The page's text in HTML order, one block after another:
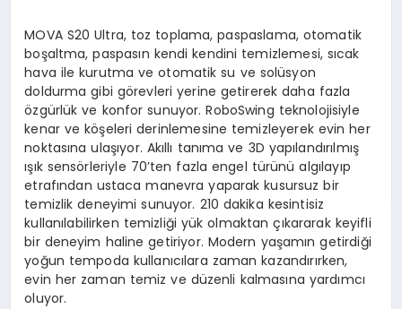
MOVA S20 Ultra, toz toplama, paspaslama, otomatik
boşaltma, paspasın kendi kendini temizlemesi, sıcak
hava ile kurutma ve otomatik su ve solüsyon
doldurma gibi görevleri yerine getirerek daha fazla
özgürlük ve konfor sunuyor. RoboSwing teknolojisiyle
kenar ve köşeleri derinlemesine temizleyerek evin her
noktasına ulaşıyor. Akıllı tanıma ve 3D yapılandırılmış
ışık sensörleriyle 70’ten fazla engel türünü algılayıp
etrafından ustaca manevra yaparak kusursuz bir
temizlik deneyimi sunuyor. 210 dakika kesintisiz
kullanılabilirken temizliği yük olmaktan çıkararak keyifli
bir deneyim haline getiriyor. Modern yaşamın getirdiği
yoğun tempoda kullanıcılara zaman kazandırırken,
evin her zaman temiz ve düzenli kalmasına yardımcı
oluyor.